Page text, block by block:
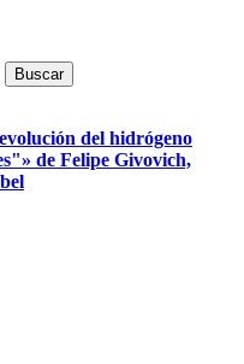
del hidrógeno
de Felipe Givovich,